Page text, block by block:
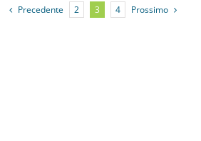
Precedente 2 3 4 Prossimo